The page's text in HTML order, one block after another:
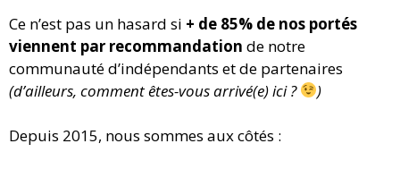
Ce n’est pas un hasard si + de 85% de nos portés
viennent par recommandation de notre
communauté d’indépendants et de partenaires
(d’ailleurs, comment êtes-vous arrivé(e) ici ?
)
Depuis 2015, nous sommes aux côtés :